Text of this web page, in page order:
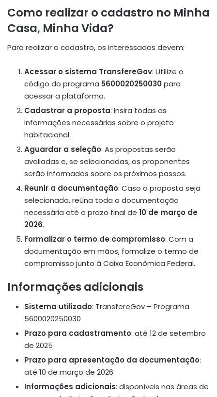
Como realizar o cadastro no Minha
Casa, Minha Vida?
Para realizar o cadastro, os interessados devem:
Acessar o sistema TransfereGov: Utilize o
código do programa 5600020250030para
acessar a plataforma.
Cadastrar a proposta: Insira todas as
informações necessárias sobre o projeto
habitacional.
Aguardar a seleção: As propostas serão
avaliadas e, se selecionadas, os proponentes
serão informados sobre os próximos passos.
Reunir a documentação: Caso a proposta seja
selecionada, reúna toda a documentação
necessária até o prazo final de 10 de março de
2026.
Formalizar o termo de compromisso: Com a
documentação em mãos, formalize o termo de
compromisso junto à Caixa Econômica Federal.
Informações adicionais
Sistema utilizado: TransfereGov – Programa
5600020250030
Prazo para cadastramento: até 12 de setembro
de 2025
Prazo para apresentação da documentação:
até 10 de março de 2026
Informações adicionais: disponíveis nas áreas de